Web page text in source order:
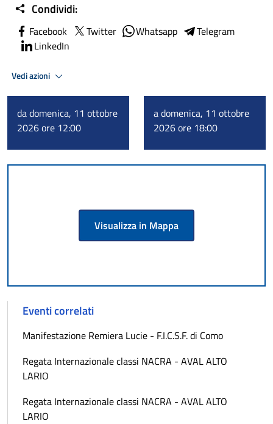
Condividi:
Facebook Twitter Whatsapp
Telegram
LinkedIn
Vedi azioni
da domenica, 11 ottobre
2026 ore 12:00
a domenica, 11 ottobre
2026 ore 18:00
Visualizza in Mappa
Eventi correlati
Manifestazione Remiera Lucie - F.I.C.S.F. di Como
Regata Internazionale classi NACRA - AVAL ALTO
LARIO
Regata Internazionale classi NACRA - AVAL ALTO
LARIO